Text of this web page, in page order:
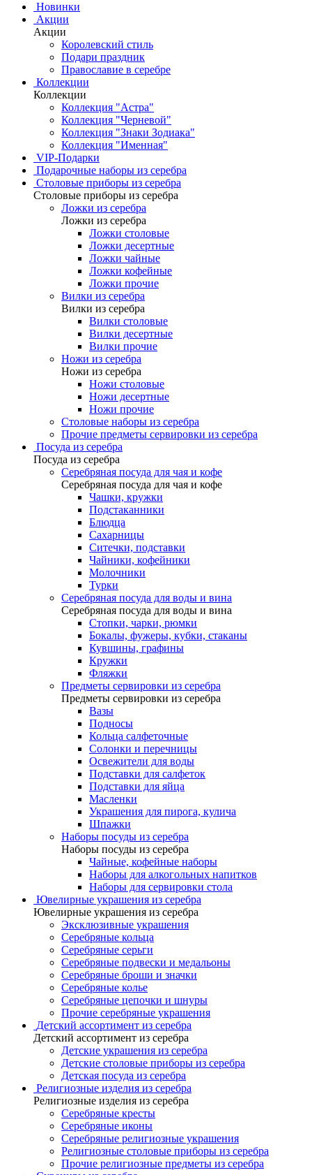
Новинки
Акции
Акции
Королевский стиль
Подари праздник
Православие в серебре
Коллекции
Коллекции
Коллекция "Астра"
Коллекция "Черневой"
Коллекция "Знаки Зодиака"
Коллекция "Именная"
VIP-Подарки
Подарочные наборы из серебра
Столовые приборы из серебра
Столовые приборы из серебра
Ложки из серебра
Ложки из серебра
Ложки столовые
Ложки десертные
Ложки чайные
Ложки кофейные
Ложки прочие
Вилки из серебра
Вилки из серебра
Вилки столовые
Вилки десертные
Вилки прочие
Ножи из серебра
Ножи из серебра
Ножи столовые
Ножи десертные
Ножи прочие
Столовые наборы из серебра
Прочие предметы сервировки из серебра
Посуда из серебра
Посуда из серебра
Серебряная посуда для чая и кофе
Серебряная посуда для чая и кофе
Чашки, кружки
Подстаканники
Блюдца
Сахарницы
Ситечки, подставки
Чайники, кофейники
Молочники
Турки
Серебряная посуда для воды и вина
Серебряная посуда для воды и вина
Стопки, чарки, рюмки
Бокалы, фужеры, кубки, стаканы
Кувшины, графины
Кружки
Фляжки
Предметы сервировки из серебра
Предметы сервировки из серебра
Вазы
Подносы
Кольца салфеточные
Солонки и перечницы
Освежители для воды
Подставки для салфеток
Подставки для яйца
Масленки
Украшения для пирога, кулича
Шпажки
Наборы посуды из серебра
Наборы посуды из серебра
Чайные, кофейные наборы
Наборы для алкогольных напитков
Наборы для сервировки стола
Ювелирные украшения из серебра
Ювелирные украшения из серебра
Эксклюзивные украшения
Серебряные кольца
Серебряные серьги
Серебряные подвески и медальоны
Серебряные броши и значки
Серебряные колье
Серебряные цепочки и шнуры
Прочие серебряные украшения
Детский ассортимент из серебра
Детский ассортимент из серебра
Детские украшения из серебра
Детские столовые приборы из серебра
Детская посуда из серебра
Религиозные изделия из серебра
Религиозные изделия из серебра
Серебряные кресты
Серебряные иконы
Серебряные религиозные украшения
Религиозные столовые приборы из серебра
Прочие религиозные предметы из серебра